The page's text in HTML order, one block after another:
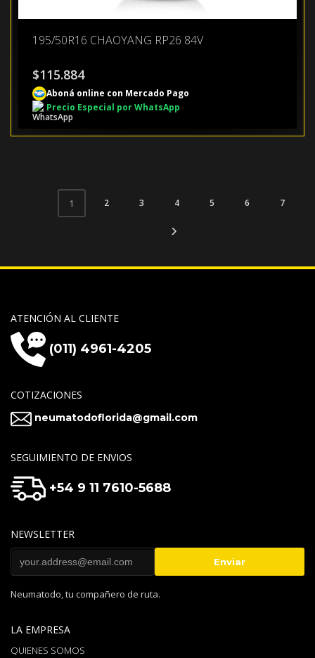
195/50R16 CHAOYANG RP26 84V
$115.884
Aboná online con Mercado Pago
Precio Especial por WhatsApp
1 2 3 4 5 6 7
ATENCIÓN AL CLIENTE
(011) 4961-4205
COTIZACIONES
neumatodoflorida@gmail.com
SEGUIMIENTO DE ENVIOS
+54 9 11 7610-5688
NEWSLETTER
Neumatodo, tu compañero de ruta.
LA EMPRESA
QUIENES SOMOS